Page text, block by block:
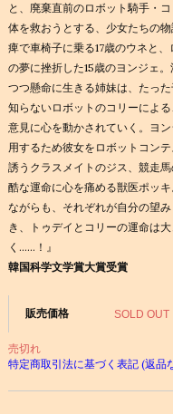
と、廃棄直前のロボット騎手・
体を救おうとする、少女たちの
痺で車椅子に乗る17歳のウネと
の夢に挫折した15歳のヨンジェ。
つつ懸命に生きる姉妹は、たっ
知らないロボットのコリーによ
意見に心を動かされていく。ヨ
用するため彼女をロボットコン
誘うクラスメイトのジス、競走
酷な運命に心を痛める獣医ポッ
ながらも、それぞれが自分の望
き、トゥデイとコリーの運命は
く……！』
韓国科学文学賞大賞受賞
販売価格 SOLD OUT
売切れ
特定商取引法に基づく表記 (返品